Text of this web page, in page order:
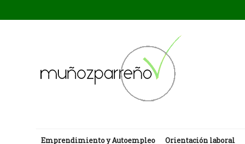
Emprendimiento y Autoempleo Orientación laboral